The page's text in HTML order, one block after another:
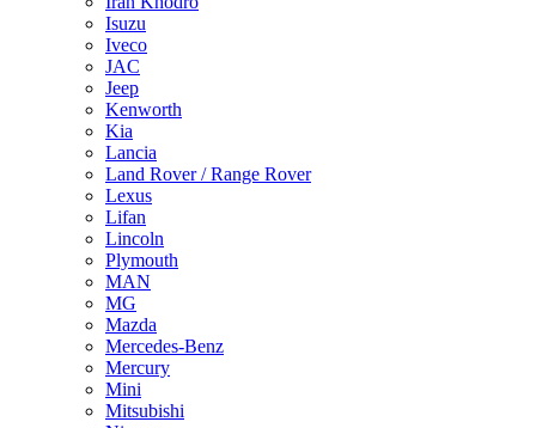
Isuzu
Iveco
JAC
Jeep
Kenworth
Kia
Lancia
Land Rover / Range Rover
Lexus
Lifan
Lincoln
Plymouth
MAN
MG
Mazda
Mercedes-Benz
Mercury
Mini
Mitsubishi